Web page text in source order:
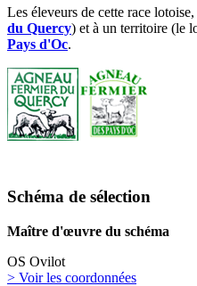
Les éleveurs de cette race
du Quercy) et à un territoire (le
Pays d'Oc.
Schéma de sélection
Maître d'œuvre du schéma
OS Ovilot
> Voir les coordonnées